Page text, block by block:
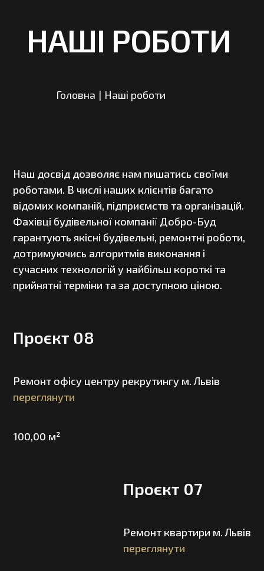
НАШІ РОБОТИ
Головна | Наші роботи
Наш досвід дозволяє нам пишатись своїми
роботами. В числі наших клієнтів багато
відомих компаній, підприємств та організацій.
Фахівці будівельної компанії Добро-Буд
гарантують якісні будівельні, ремонтні роботи,
дотримуючись алгоритмів виконання і
сучасних технологій у найбільш короткі та
прийнятні терміни та за доступною ціною.
Проєкт 08
Ремонт офісу центру рекрутингу м. Львів
переглянути
100,00 м²
Проєкт 07
Ремонт квартири м. Львів
переглянути